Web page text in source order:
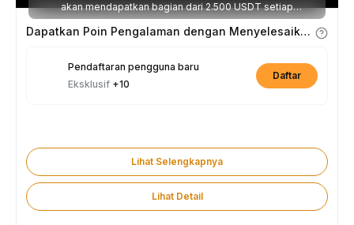
akan mendapatkan bagian dari 2.500 USDT setiap
minggunya.
Dapatkan Poin Pengalaman dengan Menyelesaikan Tugas
Pendaftaran pengguna baru
Eksklusif +10
Daftar
Lihat Selengkapnya
Lihat Detail